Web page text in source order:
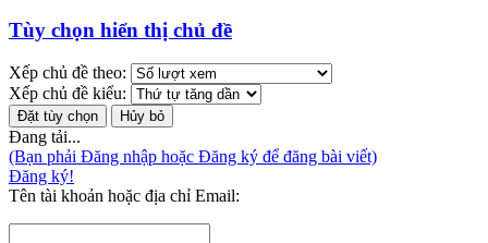
Tùy chọn hiển thị chủ đề
Xếp chủ đề theo:
Xếp chủ đề kiểu:
Đang tải...
(Bạn phải Đăng nhập hoặc Đăng ký để đăng bài viết)
Đăng ký!
Tên tài khoản hoặc địa chỉ Email: